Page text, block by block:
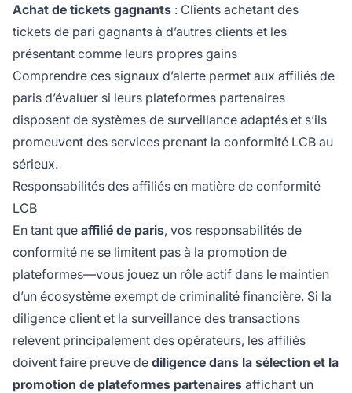
Achat de tickets gagnants : Clients achetant des
tickets de pari gagnants à d’autres clients et les
présentant comme leurs propres gains
Comprendre ces signaux d’alerte permet aux affiliés de
paris d’évaluer si leurs plateformes partenaires
disposent de systèmes de surveillance adaptés et s’ils
promeuvent des services prenant la conformité LCB au
sérieux.
Responsabilités des affiliés en matière de conformité
LCB
En tant que affilié de paris, vos responsabilités de
conformité ne se limitent pas à la promotion de
plateformes—vous jouez un rôle actif dans le maintien
d’un écosystème exempt de criminalité financière. Si la
diligence client et la surveillance des transactions
relèvent principalement des opérateurs, les affiliés
doivent faire preuve de diligence dans la sélection et la
promotion de plateformes partenaires affichant un